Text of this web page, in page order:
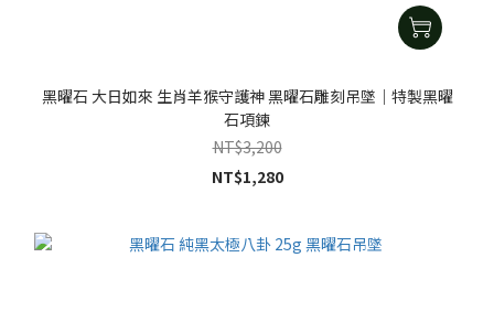
黑曜石 大日如來 生肖羊猴守護神 黑曜石雕刻吊墜｜特製黑曜
石項鍊
NT$3,200
NT$1,280